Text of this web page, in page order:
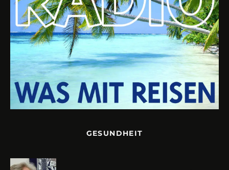
GESUNDHEIT